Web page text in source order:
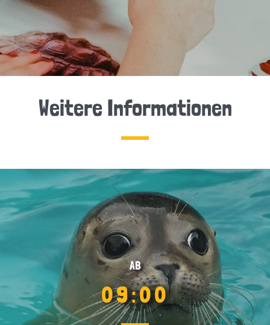
Weitere Informationen
AB
09:00